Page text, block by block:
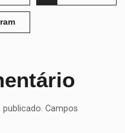
publicado. Campos